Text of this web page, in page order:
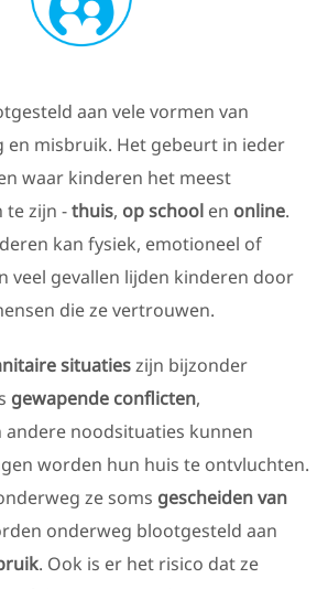
aan vele vormen van
en misbruik. Het gebeurt in ieder
waar kinderen het meest
te zijn -thuis, op school en online.
kan fysiek, emotioneel of
veel gevallen lijden kinderen door
die ze vertrouwen.
situatieszijn bijzonder
gewapende conflicten,
andere noodsituaties kunnen
worden hun huis te ontvluchten.
ze soms gescheiden van
onderweg blootgesteld aan
. Ook is er het risico dat ze